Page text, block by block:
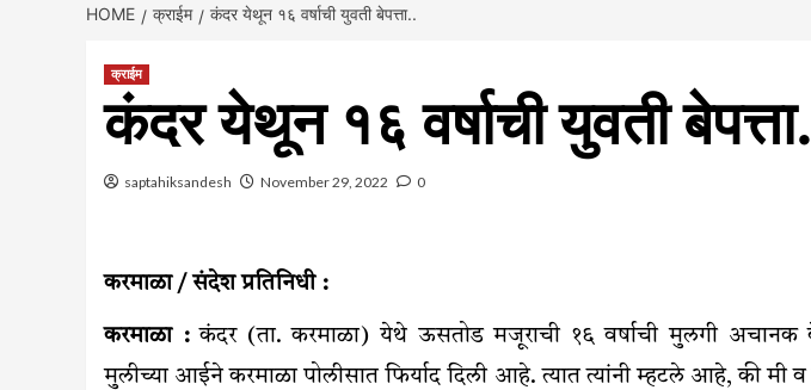
HOME क्राईम कंदर येथून १६ वर्षाची युवती बेपत्ता..
क्राईम
कंदर येथून १६ वर्षाची युवती
saptahiksandesh November 29, 2022 0
करमाळा / संदेश प्रतिनिधी :
करमाळा :कंदर (ता. करमाळा) येथे ऊसतोड मजूराची १६ वर्षाची मुलगी अचानक
मुलीच्या आईने करमाळा पोलीसात फिर्याद दिली आहे. त्यात त्यांनी म्हटले आहे, की